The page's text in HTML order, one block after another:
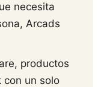
necesita
Arcads
productos
con un solo